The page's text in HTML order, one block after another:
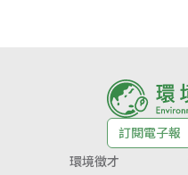
訂閱電子報
環境徵才